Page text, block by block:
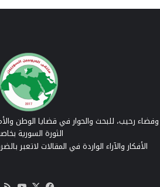
رحيب، للبحث والحوار في قضايا الوطن
الثورة السورية
الأفكار والآراء الواردة في المقالات لاتعبر